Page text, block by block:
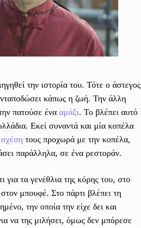
την ιστορία του. Τότε ο άστεγος
κάπως η ζωή. Την άλλη
πατούσε ένα αμάξι. Το βλέπει αυτό
Εκεί συναντά και μία κοπέλα
σχέση τους προχωρά με την κοπέλα,
παράλληλα, σε ένα ρεστοράν.
για τα γενέθλια της κόρης του, στο
μπουφέ. Στο πάρτι βλέπει τη
την οποία την είχε δει και
να της μιλήσει, όμως δεν μπόρεσε